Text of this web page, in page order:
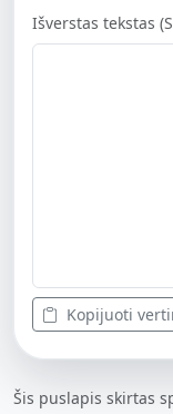
Išverstas tekstas
Kopijuoti
Šis puslapis skirtas